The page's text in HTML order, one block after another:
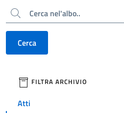
Cerca
Cerca
filtri da applicare
FILTRA ARCHIVIO
Atti